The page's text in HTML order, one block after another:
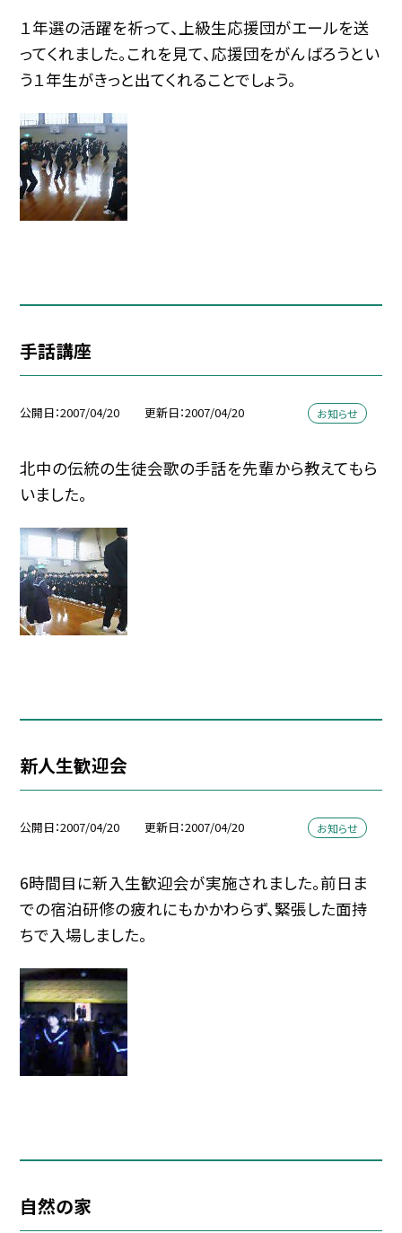
１年選の活躍を祈って、上級生応援団がエールを送
ってくれました。これを見て、応援団をがんばろうとい
う１年生がきっと出てくれることでしょう。
手話講座
公開日 2007/04/20 更新日 2007/04/20 お知らせ
北中の伝統の生徒会歌の手話を先輩から教えてもら
いました。
新人生歓迎会
公開日 2007/04/20 更新日 2007/04/20 お知らせ
6時間目に新入生歓迎会が実施されました。前日ま
での宿泊研修の疲れにもかかわらず、緊張した面持
ちで入場しました。
自然の家